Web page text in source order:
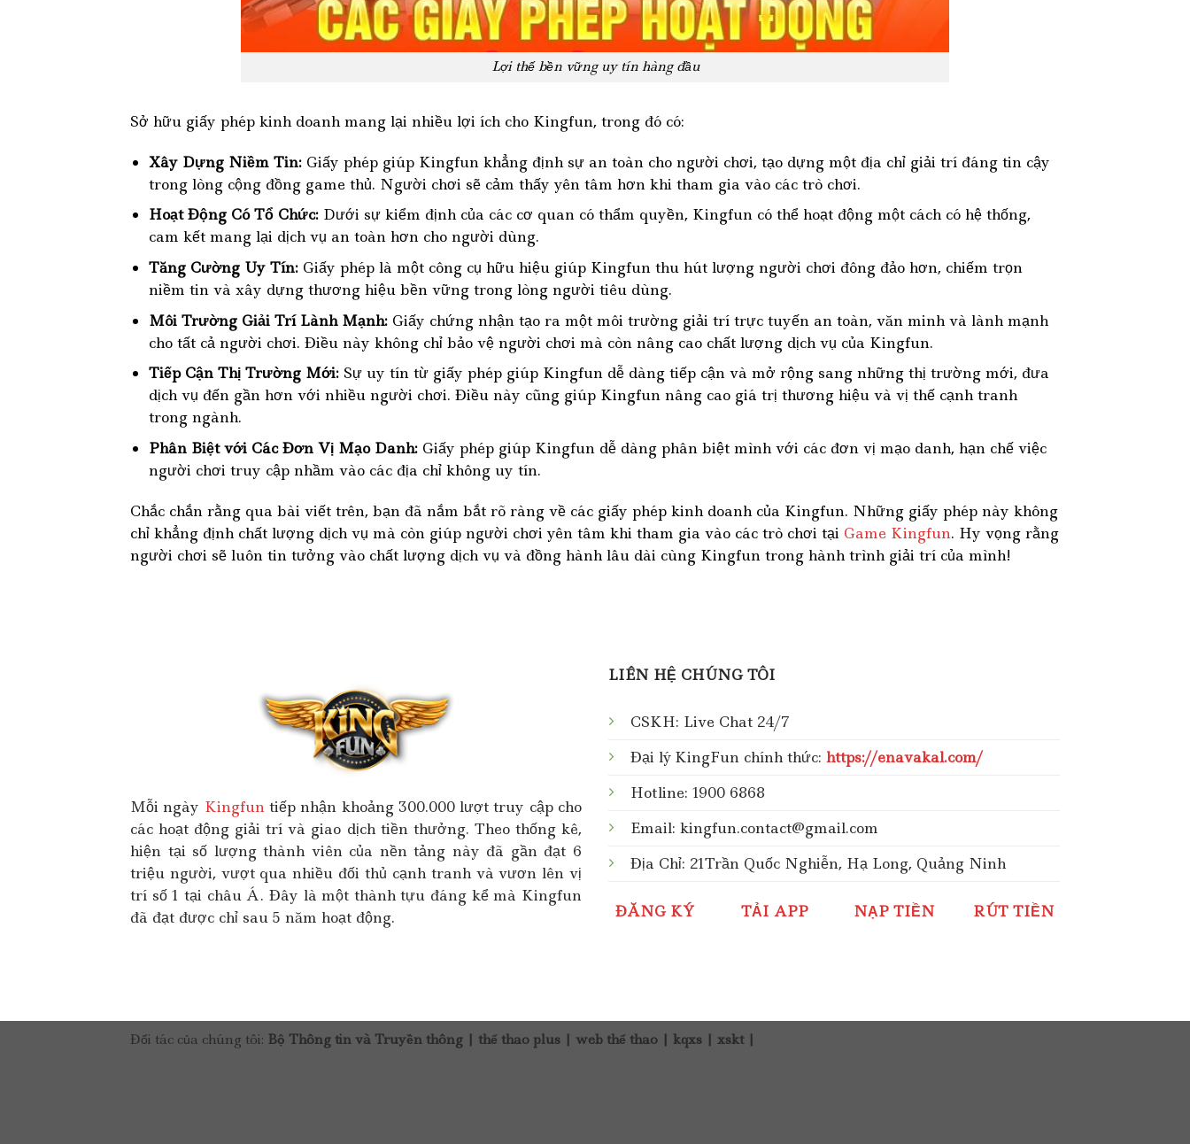
Lợi thế bền vững uy tín hàng đầu
Sở hữu giấy phép kinh doanh mang lại nhiều lợi ích cho Kingfun, trong đó có:
Xây Dựng Niềm Tin:Giấy phép giúp Kingfun khẳng định sự an toàn cho người chơi, tạo dựng một địa chỉ giải trí đáng tin cậy
trong lòng cộng đồng game thủ. Người chơi sẽ cảm thấy yên tâm hơn khi tham gia vào các trò chơi.
Hoạt Động Có Tổ Chức:Dưới sự kiểm định của các cơ quan có thẩm quyền, Kingfun có thể hoạt động một cách có hệ thống,
cam kết mang lại dịch vụ an toàn hơn cho người dùng.
Tăng Cường Uy Tín:Giấy phép là một công cụ hữu hiệu giúp Kingfun thu hút lượng người chơi đông đảo hơn, chiếm trọn
niềm tin và xây dựng thương hiệu bền vững trong lòng người tiêu dùng.
Môi Trường Giải Trí Lành Mạnh:Giấy chứng nhận tạo ra một môi trường giải trí trực tuyến an toàn, văn minh và lành mạnh
cho tất cả người chơi. Điều này không chỉ bảo vệ người chơi mà còn nâng cao chất lượng dịch vụ của Kingfun.
Tiếp Cận Thị Trường Mới:Sự uy tín từ giấy phép giúp Kingfun dễ dàng tiếp cận và mở rộng sang những thị trường mới, đưa
dịch vụ đến gần hơn với nhiều người chơi. Điều này cũng giúp Kingfun nâng cao giá trị thương hiệu và vị thế cạnh tranh
trong ngành.
Phân Biệt với Các Đơn Vị Mạo Danh:Giấy phép giúp Kingfun dễ dàng phân biệt mình với các đơn vị mạo danh, hạn chế việc
người chơi truy cập nhầm vào các địa chỉ không uy tín.
Chắc chắn rằng qua bài viết trên, bạn đã nắm bắt rõ ràng về các giấy phép kinh doanh của Kingfun. Những giấy phép này không
chỉ khẳng định chất lượng dịch vụ mà còn giúp người chơi yên tâm khi tham gia vào các trò chơi tại Game Kingfun. Hy vọng rằng
người chơi sẽ luôn tin tưởng vào chất lượng dịch vụ và đồng hành lâu dài cùng Kingfun trong hành trình giải trí của mình!
Mỗi ngày Kingfuntiếp nhận khoảng 300.000 lượt truy cập cho
các hoạt động giải trí và giao dịch tiền thưởng. Theo thống kê,
hiện tại số lượng thành viên của nền tảng này đã gần đạt 6
triệu người, vượt qua nhiều đối thủ cạnh tranh và vươn lên vị
trí số 1 tại châu Á. Đây là một thành tựu đáng kể mà Kingfun
đã đạt được chỉ sau 5 năm hoạt động.
LIÊN HỆ CHÚNG TÔI
CSKH: Live Chat 24/7
Đại lý KingFun chính thức: https://enavakal.com/
Hotline: 1900 6868
Email: kingfun.contact@gmail.com
Địa Chỉ: 21Trần Quốc Nghiễn, Hạ Long, Quảng Ninh
ĐĂNG KÝ TẢI APP NẠP TIỀN RÚT TIỀN
Đối tác của chúng tôi: Bộ Thông tin và Truyền thông | thể thao plus | web thể thao | kqxs | xskt|